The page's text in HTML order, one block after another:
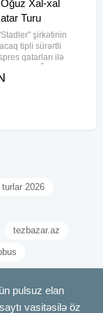
Xal-xal
Turu
şirkətinin
tipli sürərtli
qatarları ilə
TURU ! Qatarla 2
turlar 2026
tezbazar.az
pulsuz elan
vasitəsilə öz